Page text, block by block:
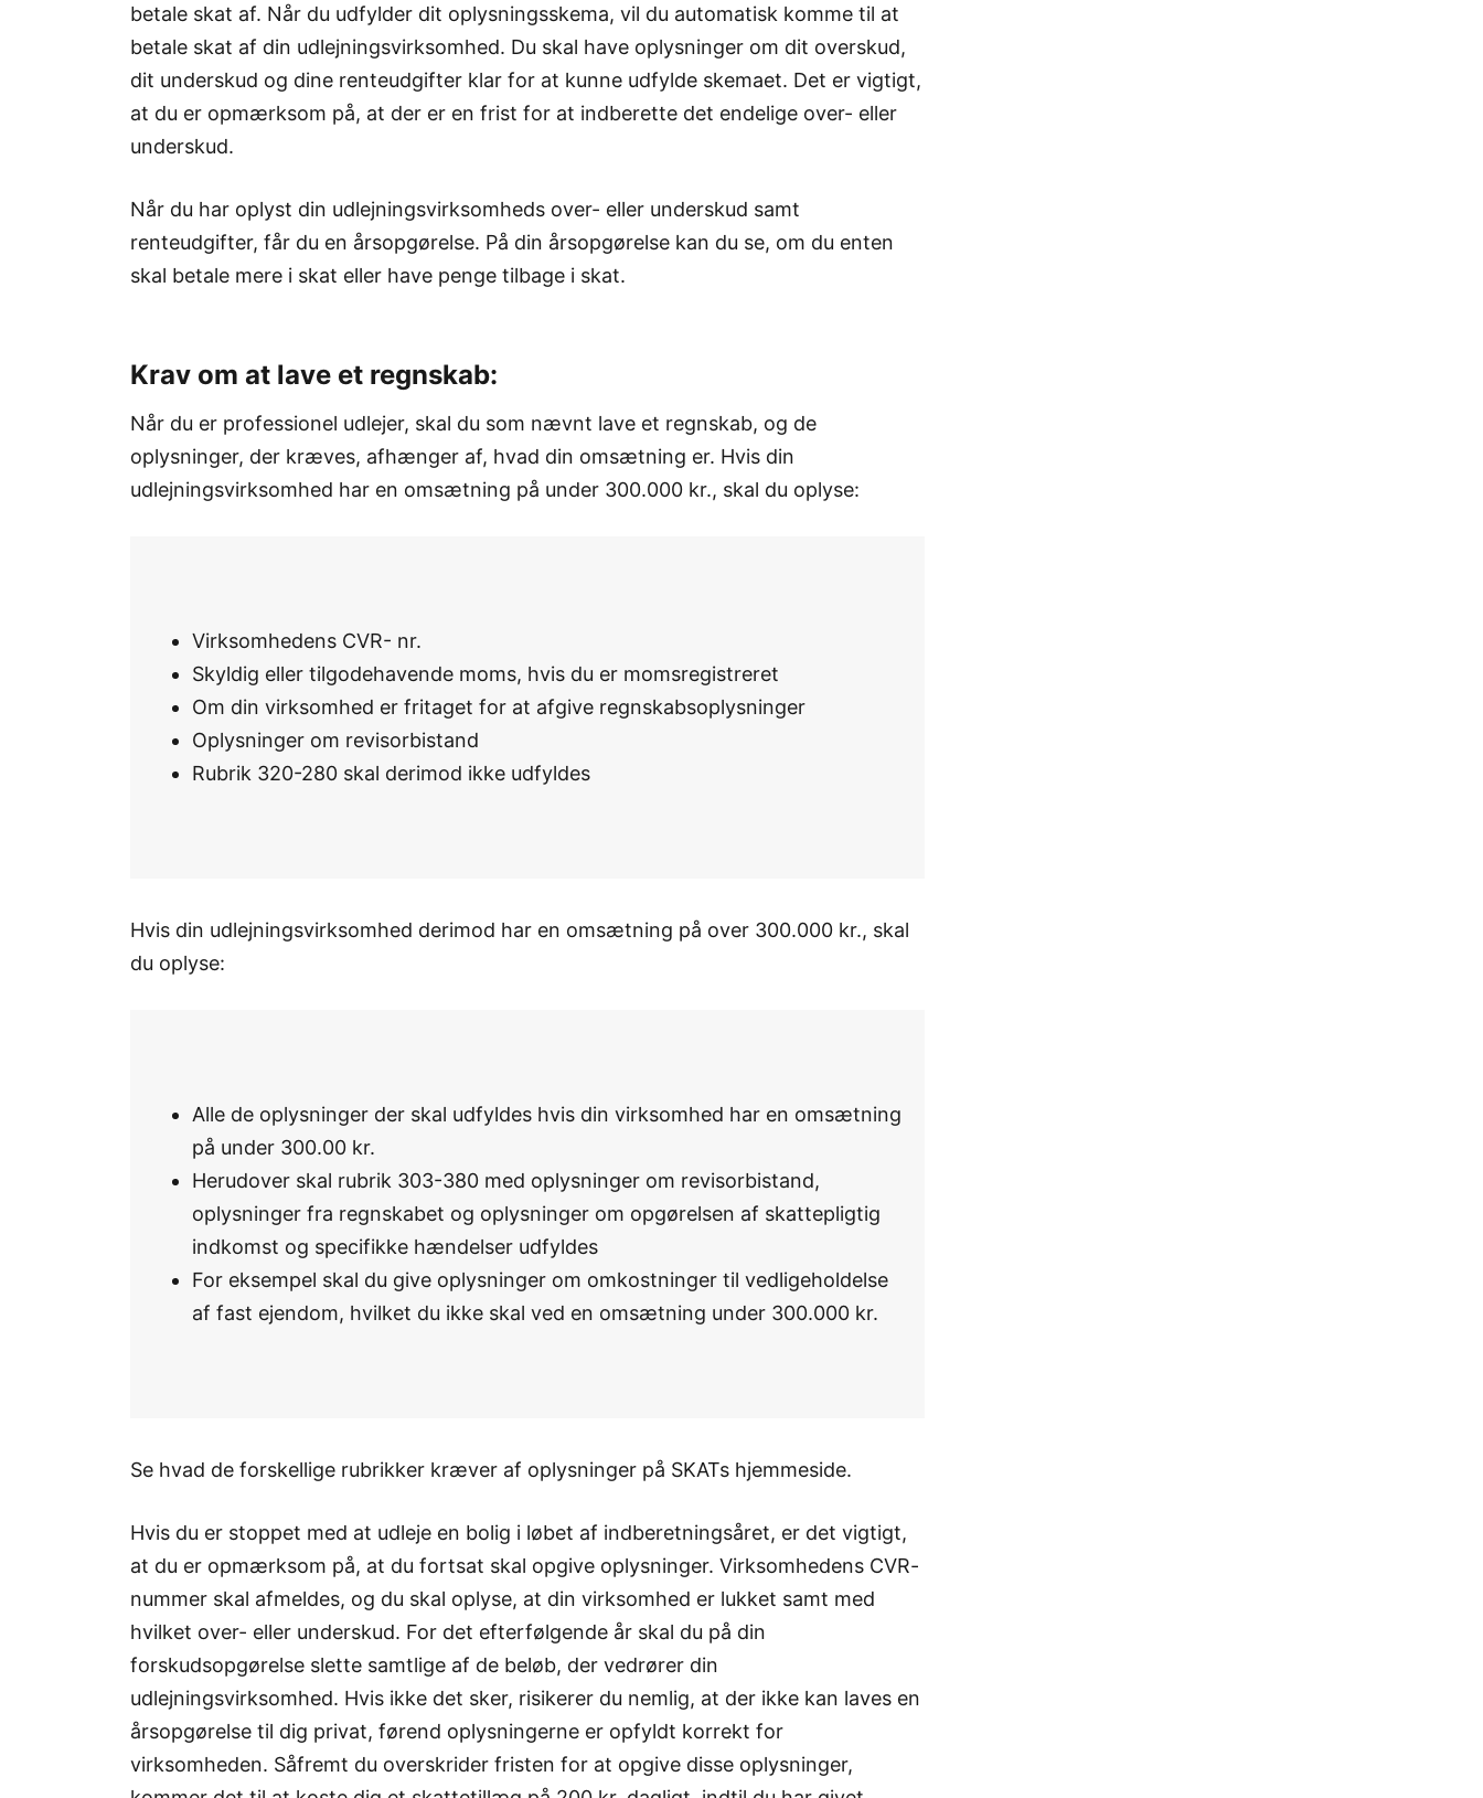
betale skat af. Når du udfylder dit oplysningsskema, vil du automatisk komme til at
betale skat af din udlejningsvirksomhed. Du skal have oplysninger om dit overskud,
dit underskud og dine renteudgifter klar for at kunne udfylde skemaet. Det er vigtigt,
at du er opmærksom på, at der er en frist for at indberette det endelige over- eller
underskud.
Når du har oplyst din udlejningsvirksomheds over- eller underskud samt
renteudgifter, får du en årsopgørelse. På din årsopgørelse kan du se, om du enten
skal betale mere i skat eller have penge tilbage i skat.
Krav om at lave et regnskab:
Når du er professionel udlejer, skal du som nævnt lave et regnskab, og de
oplysninger, der kræves, afhænger af, hvad din omsætning er. Hvis din
udlejningsvirksomhed har en omsætning på under 300.000 kr., skal du oplyse:
Virksomhedens CVR- nr.
Skyldig eller tilgodehavende moms, hvis du er momsregistreret
Om din virksomhed er fritaget for at afgive regnskabsoplysninger
Oplysninger om revisorbistand
Rubrik 320-280 skal derimod ikke udfyldes
Hvis din udlejningsvirksomhed derimod har en omsætning på over 300.000 kr., skal
du oplyse:
Alle de oplysninger der skal udfyldes hvis din virksomhed har en omsætning
på under 300.00 kr.
Herudover skal rubrik 303-380 med oplysninger om revisorbistand,
oplysninger fra regnskabet og oplysninger om opgørelsen af skattepligtig
indkomst og specifikke hændelser udfyldes
For eksempel skal du give oplysninger om omkostninger til vedligeholdelse
af fast ejendom, hvilket du ikke skal ved en omsætning under 300.000 kr.
Se hvad de forskellige rubrikker kræver af oplysninger på SKATs hjemmeside.
Hvis du er stoppet med at udleje en bolig i løbet af indberetningsåret, er det vigtigt,
at du er opmærksom på, at du fortsat skal opgive oplysninger. Virksomhedens CVR-
nummer skal afmeldes, og du skal oplyse, at din virksomhed er lukket samt med
hvilket over- eller underskud. For det efterfølgende år skal du på din
forskudsopgørelse slette samtlige af de beløb, der vedrører din
udlejningsvirksomhed. Hvis ikke det sker, risikerer du nemlig, at der ikke kan laves en
årsopgørelse til dig privat, førend oplysningerne er opfyldt korrekt for
virksomheden. Såfremt du overskrider fristen for at opgive disse oplysninger,